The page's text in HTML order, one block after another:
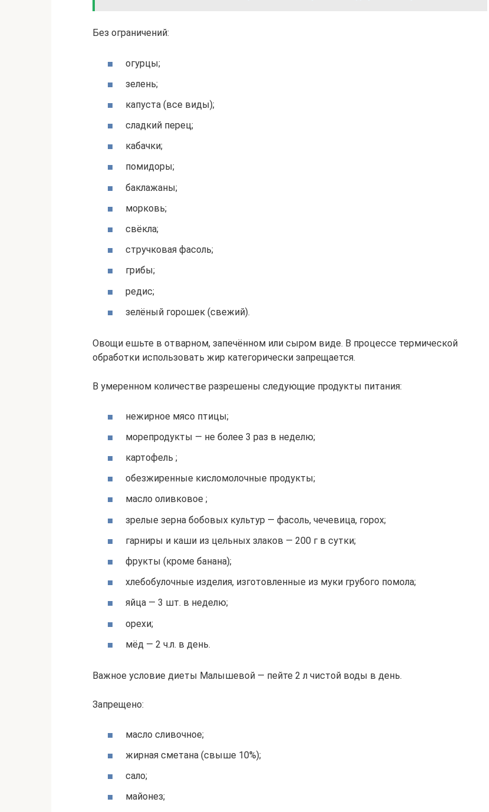
Без ограничений:
огурцы;
зелень;
капуста (все виды);
сладкий перец;
кабачки;
помидоры;
баклажаны;
морковь;
свёкла;
стручковая фасоль;
грибы;
редис;
зелёный горошек (свежий).
Овощи ешьте в отварном, запечённом или сыром виде. В процессе термической
обработки использовать жир категорически запрещается.
В умеренном количестве разрешены следующие продукты питания:
нежирное мясо птицы;
морепродукты — не более 3 раз в неделю;
картофель ;
обезжиренные кисломолочные продукты;
масло оливковое ;
зрелые зерна бобовых культур — фасоль, чечевица, горох;
гарниры и каши из цельных злаков — 200 г в сутки;
фрукты (кроме банана);
хлебобулочные изделия, изготовленные из муки грубого помола;
яйца — 3 шт. в неделю;
орехи;
мёд — 2 ч.л. в день.
Важное условие диеты Малышевой — пейте 2 л чистой воды в день.
Запрещено:
масло сливочное;
жирная сметана (свыше 10%);
сало;
майонез;